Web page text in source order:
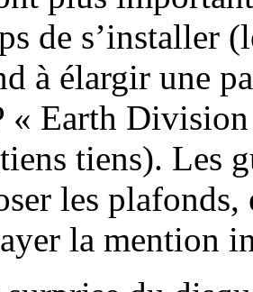
de s’installer
à élargir une
« Earth
tiens). Les
les
la mention